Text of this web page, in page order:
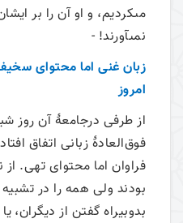
مى‏كرديم، و او آن را بر
نمى‏آورند! -
زبان غنی اما محتوای
امروز
از طرفی درجامعۀ آن روز
فوق‌العادۀ زبانی اتفاق
فراوان اما محتوای تهی.
بودند ولی همه را در
بدوبیراه گفتن از